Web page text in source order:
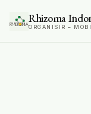
Rhizoma
ORGANISIR –